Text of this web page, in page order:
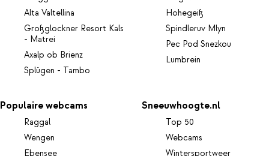
Alta Valtellina
Großglockner Resort Kals
- Matrei
Axalp ob Brienz
Splügen - Tambo
Hohegeiß
Spindleruv Mlyn
Pec Pod Snezkou
Lumbrein
Populaire webcams
Raggal
Wengen
Ebensee
Sneeuwhoogte.nl
Top 50
Webcams
Wintersportweer